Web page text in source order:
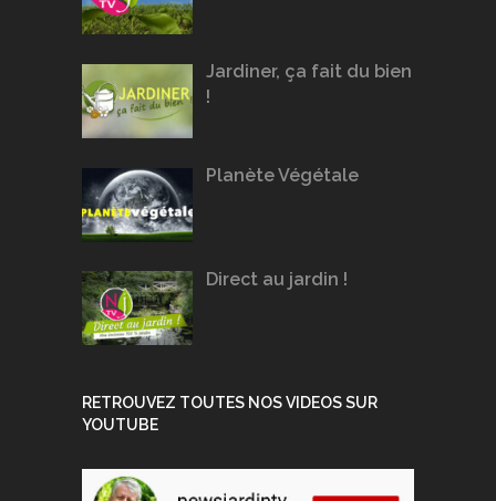
Jardiner, ça fait du bien
!
Planète Végétale
Direct au jardin !
RETROUVEZ TOUTES NOS VIDEOS SUR
YOUTUBE